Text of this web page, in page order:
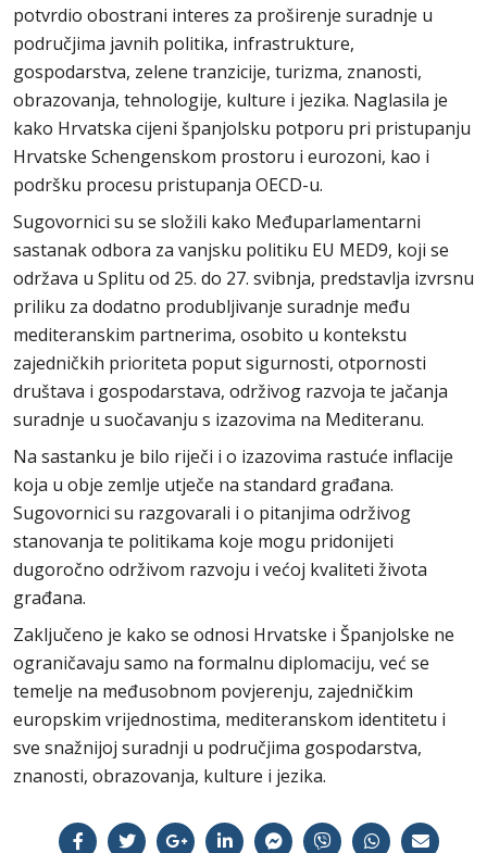
potvrdio obostrani interes za proširenje suradnje u
područjima javnih politika, infrastrukture,
gospodarstva, zelene tranzicije, turizma, znanosti,
obrazovanja, tehnologije, kulture i jezika. Naglasila je
kako Hrvatska cijeni španjolsku potporu pri pristupanju
Hrvatske Schengenskom prostoru i eurozoni, kao i
podršku procesu pristupanja OECD-u.
Sugovornici su se složili kako Međuparlamentarni
sastanak odbora za vanjsku politiku EU MED9, koji se
održava u Splitu od 25. do 27. svibnja, predstavlja izvrsnu
priliku za dodatno produbljivanje suradnje među
mediteranskim partnerima, osobito u kontekstu
zajedničkih prioriteta poput sigurnosti, otpornosti
društava i gospodarstava, održivog razvoja te jačanja
suradnje u suočavanju s izazovima na Mediteranu.
Na sastanku je bilo riječi i o izazovima rastuće inflacije
koja u obje zemlje utječe na standard građana.
Sugovornici su razgovarali i o pitanjima održivog
stanovanja te politikama koje mogu pridonijeti
dugoročno održivom razvoju i većoj kvaliteti života
građana.
Zaključeno je kako se odnosi Hrvatske i Španjolske ne
ograničavaju samo na formalnu diplomaciju, već se
temelje na međusobnom povjerenju, zajedničkim
europskim vrijednostima, mediteranskom identitetu i
sve snažnijoj suradnji u područjima gospodarstva,
znanosti, obrazovanja, kulture i jezika.